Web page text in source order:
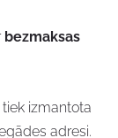
bezmaksas
izmantota
adresi.